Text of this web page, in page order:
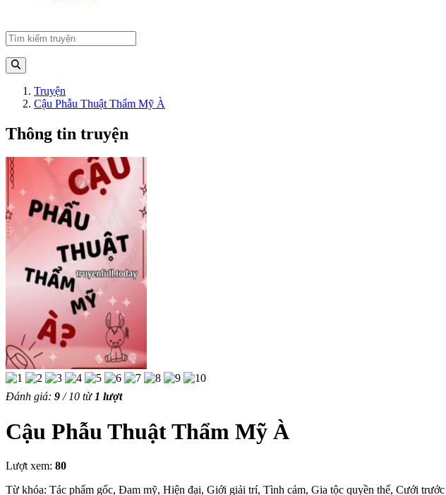
Truyện
Cậu Phẫu Thuật Thẩm Mỹ À
Thông tin truyện
Đánh giá: 9/10 từ1 lượt
Cậu Phẫu Thuật Thẩm Mỹ À
Lượt xem: 80
Từ khóa: Tác phẩm gốc, Đam mỹ, Hiện đại, Giới giải trí, Tình cảm, Gia tộc quyền thế, Cưới